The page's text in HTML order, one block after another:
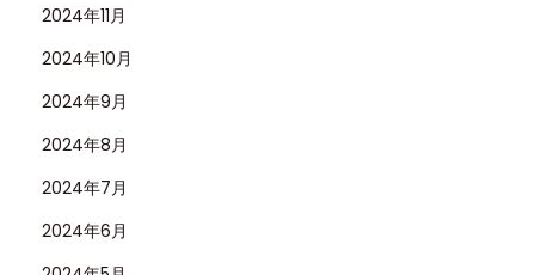
2024年11月
2024年10月
2024年9月
2024年8月
2024年7月
2024年6月